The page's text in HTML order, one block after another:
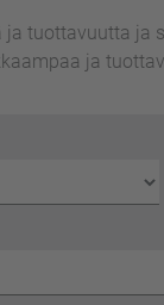
tuottavuutta ja
ja